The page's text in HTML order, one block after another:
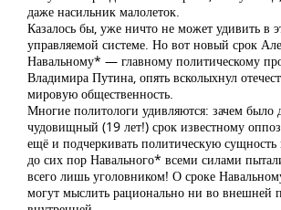
даже насильник малолеток.
Казалось бы, уже ничто не может удивить в
управляемой системе. Но вот новый срок
Навальному* — главному политическому
Владимира Путина, опять всколыхнул
мировую общественность.
Многие политологи удивляются: зачем было
чудовищный (19 лет!) срок известному
ещё и подчеркивать политическую сущность
до сих пор Навального* всеми силами
всего лишь уголовником! О сроке
могут мыслить рационально ни во внешней